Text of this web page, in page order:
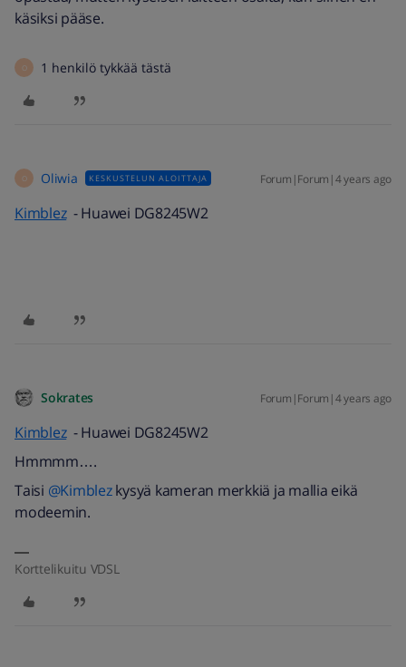
käsiksi pääse.
O 1 henkilö tykkää tästä
O Oliwia KESKUSTELUN ALOITTAJA Forum|Forum|4 years ago
Kimblez- Huawei DG8245W2
Sokrates Forum|Forum|4 years ago
Kimblez- Huawei DG8245W2
Hmmmm….
Taisi @Kimblezkysyä kameran merkkiä ja mallia eikä
modeemin.
Korttelikuitu VDSL